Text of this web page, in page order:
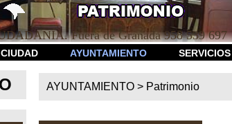
Fuera de Granada 958 539 697
CIUDAD AYUNTAMIENTO SERVICIOS
AYUNTAMIENTO > Patrimonio